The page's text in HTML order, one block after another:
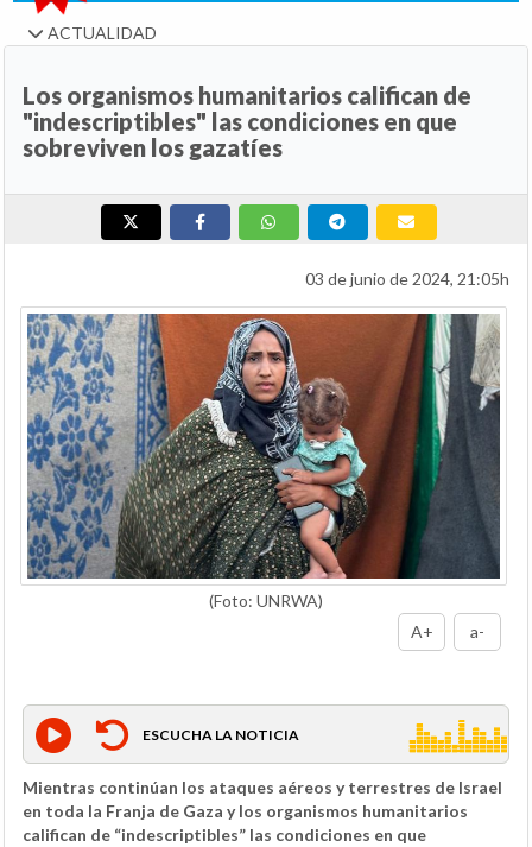
ACTUALIDAD
Los organismos humanitarios califican de
"indescriptibles" las condiciones en que
sobreviven los gazatíes
03 de junio de 2024, 21:05h
(Foto: UNRWA)
A+
a-
ESCUCHA LA NOTICIA
Mientras continúan los ataques aéreos y terrestres de Israel
en toda la Franja de Gaza y los organismos humanitarios
califican de “indescriptibles” las condiciones en que